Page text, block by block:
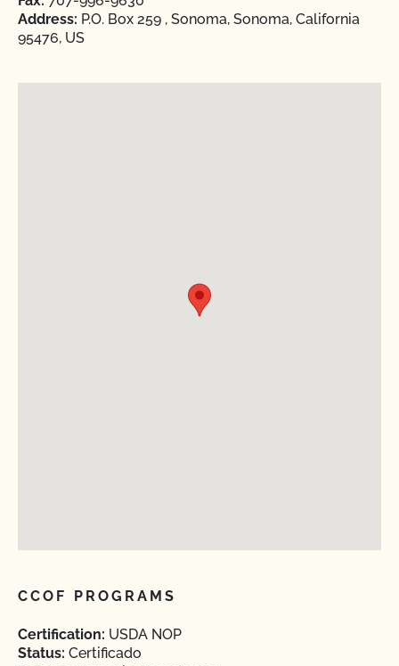
Address: P.O. Box 259 , Sonoma, Sonoma, California
95476, US
CCOF PROGRAMS
Certification: USDA NOP
Status: Certificado